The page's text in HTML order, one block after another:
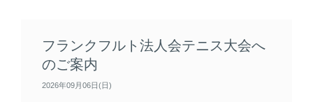
フランクフルト法人会テニス大会へ
のご案内
2026年09月06日(日)